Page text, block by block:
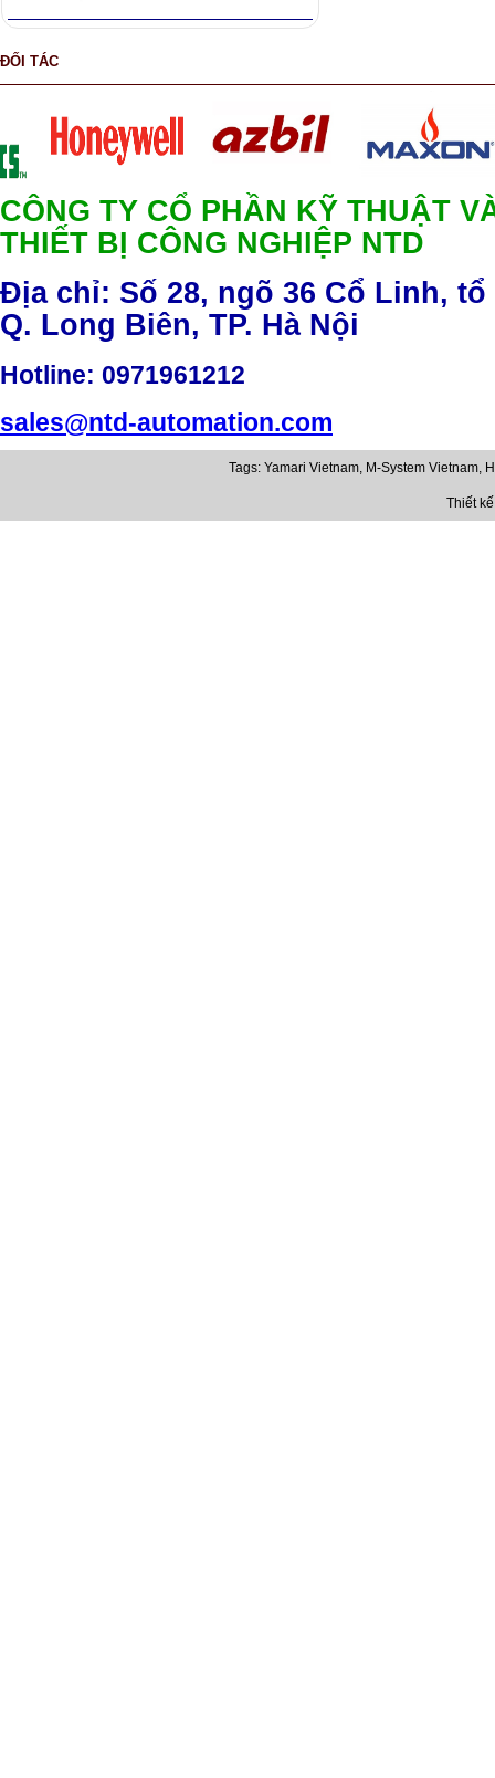
ĐỐI TÁC
CÔNG TY CỔ PHẦN KỸ THUẬT
THIẾT BỊ CÔNG NGHIỆP NTD
Địa chỉ: Số 28, ngõ 36 Cổ Linh, tổ
Q. Long Biên, TP. Hà Nội
Hotline: 0971961212
sales@ntd-automation.com
Tags: Yamari Vietnam, M-System Vietnam,
Thiết